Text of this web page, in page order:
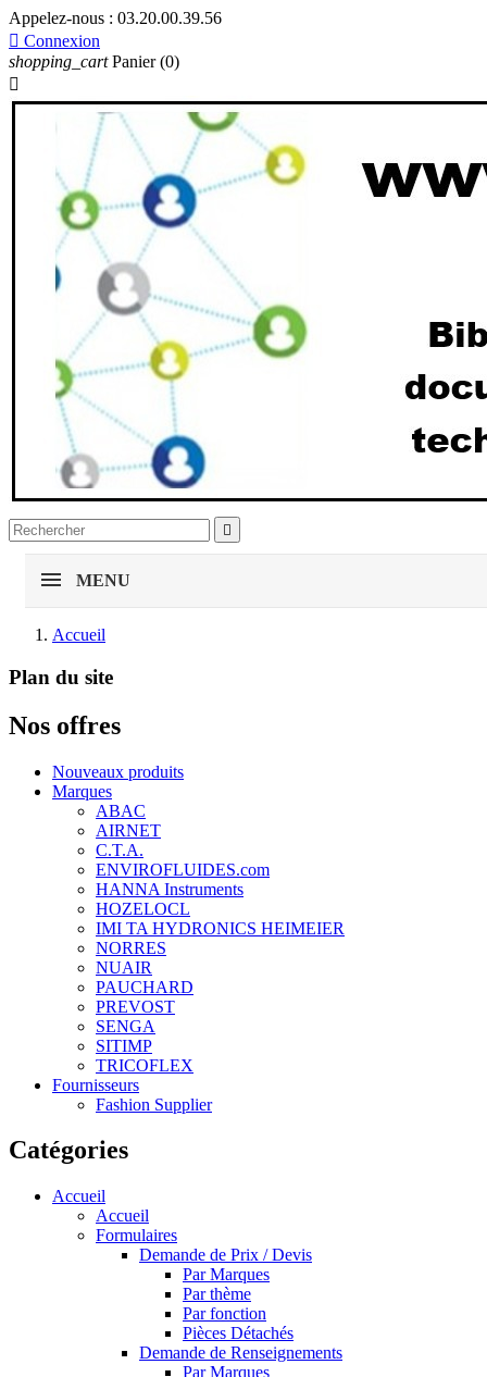
Appelez-nous : 03.20.00.39.56
 Connexion
shopping_cart Panier (0)


MENU
Accueil
Plan du site
Nos offres
Nouveaux produits
Marques
ABAC
AIRNET
C.T.A.
ENVIROFLUIDES.com
HANNA Instruments
HOZELOCL
IMI TA HYDRONICS HEIMEIER
NORRES
NUAIR
PAUCHARD
PREVOST
SENGA
SITIMP
TRICOFLEX
Fournisseurs
Fashion Supplier
Catégories
Accueil
Accueil
Formulaires
Demande de Prix / Devis
Par Marques
Par thème
Par fonction
Pièces Détachés
Demande de Renseignements
Par Marques